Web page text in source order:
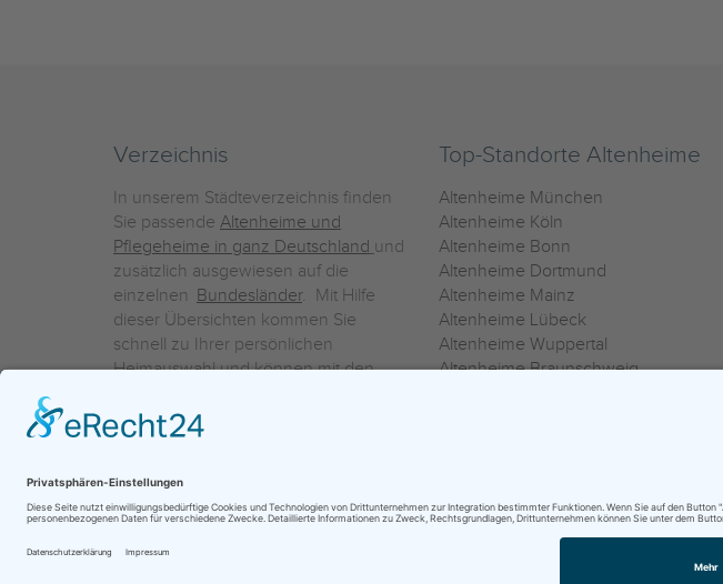
Verzeichnis
In unserem Städteverzeichnis finden
Sie passende Altenheime und
Pflegeheime in ganz Deutschland und
zusätzlich ausgewiesen auf die
einzelnen Bundesländer. Mit Hilfe
dieser Übersichten kommen Sie
schnell zu Ihrer persönlichen
Heimauswahl und können mit den
einzelnen Häuser Leistungsvergleiche
vornehmen.
Top-Standorte Altenheime
Altenheime München
Altenheime Köln
Altenheime Bonn
Altenheime Dortmund
Altenheime Mainz
Altenheime Lübeck
Altenheime Wuppertal
Altenheime Braunschweig